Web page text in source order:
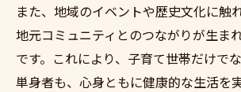
また、地域のイベントや歴史文化に触
地元コミュニティとのつながりが生ま
です。これにより、子育て世帯だけで
単身者も、心身ともに健康的な生活を